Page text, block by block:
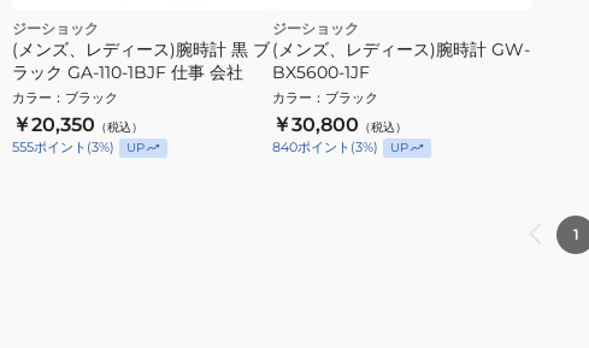
ジーショック
(メンズ、レディース)腕時計 黒 ブ
ラック GA-110-1BJF 仕事 会社
カラー ： ブラック
￥20,350 （税込）
555ポイント (3%) UP
ジーショック
(メンズ、レディース)腕時計 GW-
BX5600-1JF
カラー ： ブラック
￥30,800 （税込）
840ポイント (3%) UP
1